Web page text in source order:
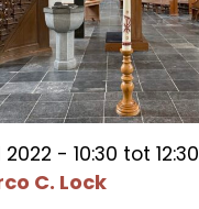
C. Lock
- 10:30 tot 12:30